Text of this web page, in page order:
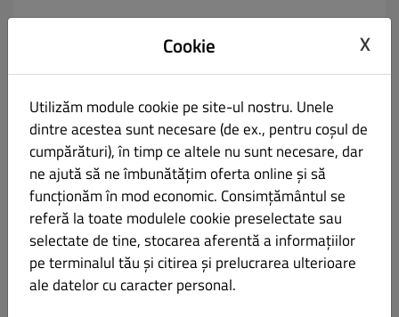
ggf. Geschäftsführer:
Verantwortlicher gemäß § 55 Abs.2 RStV
Plattform der EU-Kommission zur Online-
Streitbeilegung:
https://ec.europa.eu/consumers/odr/main/index.cfm
Cookie X
Utilizăm module cookie pe site-ul nostru. Unele
dintre acestea sunt necesare (de ex., pentru coșul de
cumpărături), în timp ce altele nu sunt necesare, dar
ne ajută să ne îmbunătățim oferta online și să
funcționăm în mod economic. Consimțământul se
referă la toate modulele cookie preselectate sau
selectate de tine, stocarea aferentă a informațiilor
pe terminalul tău și citirea și prelucrarea ulterioare
ale datelor cu caracter personal.